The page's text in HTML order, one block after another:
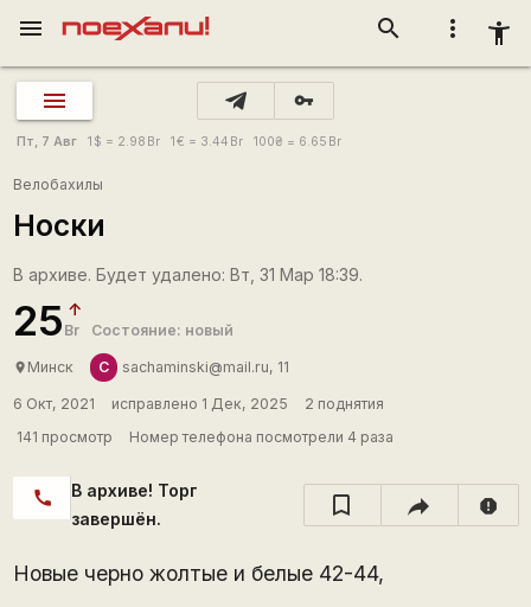
more_vert accessibility_new
search
menu
vpn_key
Пт, 7 Авг 1 $ = 2.98 Br 1€ = 3.44 Br 100₴ = 6.65 Br
Велобахилы
Носки
В архиве. Будет удалено: Вт, 31 Мар 18:39.
25 Br Состояние: новый
place Минск С sachaminski@mail.ru, 11
6 Окт, 2021 исправлено 1 Дек, 2025
2 поднятия
141 просмотр
Номер телефона посмотрели 4 раза
call
В архиве! Торг
завершён.
report
Новые черно жолтые и белые 42-44,